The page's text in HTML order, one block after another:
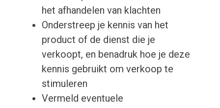
het afhandelen van klachten
Onderstreep je kennis van het
product of de dienst die je
verkoopt, en benadruk hoe je deze
kennis gebruikt om verkoop te
stimuleren
Vermeld eventuele